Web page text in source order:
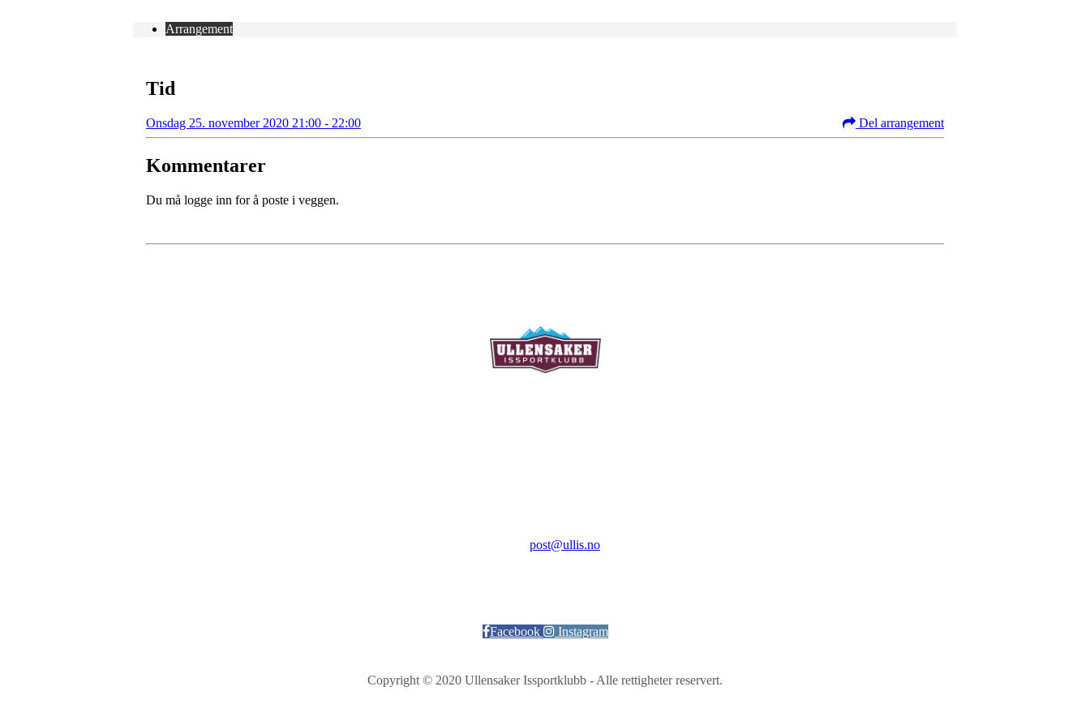
Arrangement
Tid
Onsdag 25. november 2020 21:00 - 22:00 Del arrangement
Kommentarer
Du må logge inn for å poste i veggen.
post@ullis.no
Facebook Instagram
Copyright © 2020 Ullensaker Issportklubb - Alle rettigheter reservert.